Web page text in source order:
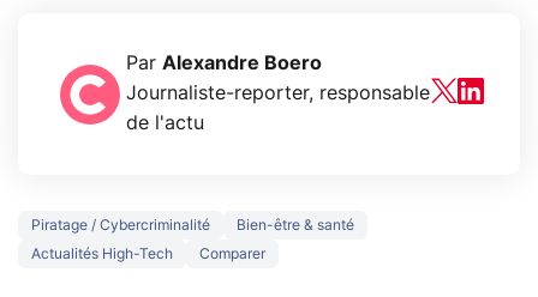
Par Alexandre Boero
Journaliste-reporter, responsable
de l'actu
Piratage / Cybercriminalité
Bien-être & santé
Actualités High-Tech
Comparer
3 écrans en 1 pour